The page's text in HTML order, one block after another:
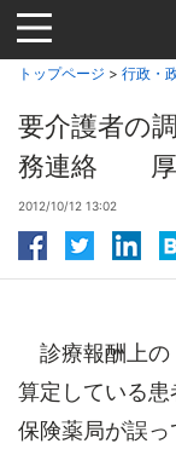
Jump
to
navigation
トップページ > 行政・
要介護者の
務連絡
2012/10/12 13:02
診療報酬上の
算定している患
保険薬局が誤